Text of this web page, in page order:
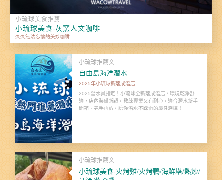
小琉球美食推薦
小琉球美食-灰窯人文咖啡
久久無法忘懷的美妙咖啡
小琉球推薦文
自由島海洋潛水
2025年小琉球新落成潛店
2025潛水員指定！小琉球全新落成潛店，環境乾淨舒
適，店內裝備新穎，教練專業又有耐心，適合潛水新手
開箱、老手再訪，讓你潛水不踩雷的最佳選擇！
小琉球推薦文
小琉球美食-火烤雞/火烤鴨/海鮮塔/熱炒/